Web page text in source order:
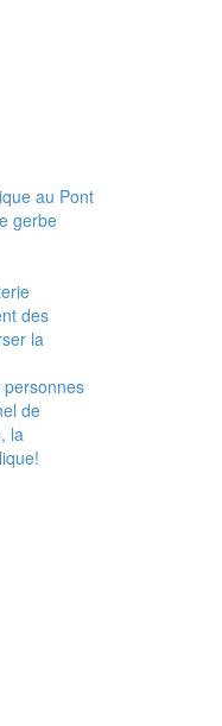
au Pont
gerbe
des
la
personnes
de
la